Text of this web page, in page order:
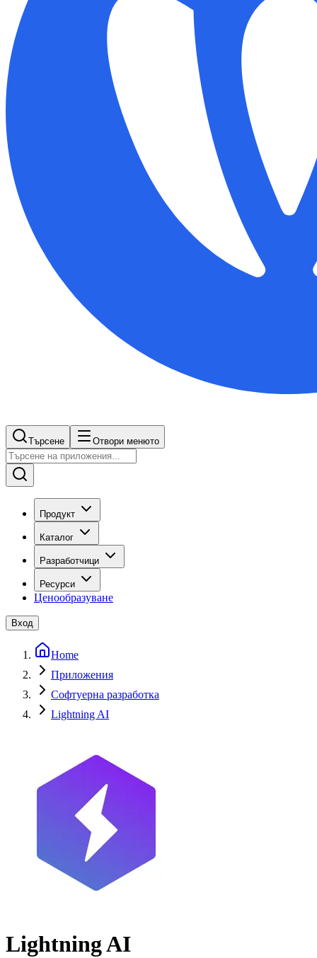
Търсене Отвори менюто
Продукт
Каталог
Разработчици
Ресурси
Ценообразуване
Вход
Home
Приложения
Софтуерна разработка
Lightning AI
Lightning AI